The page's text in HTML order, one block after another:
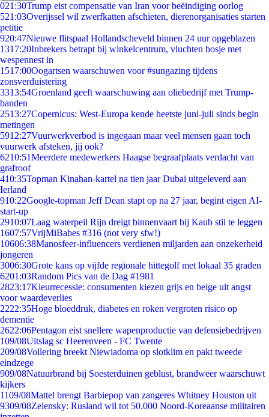
021:30Trump eist compensatie van Iran voor beëindiging oorlog
521:03Overijssel wil zwerfkatten afschieten, dierenorganisaties starten
petitie
920:47Nieuwe flitspaal Hollandscheveld binnen 24 uur opgeblazen
1317:20Inbrekers betrapt bij winkelcentrum, vluchten bosje met
wespennest in
1517:00Oogartsen waarschuwen voor #sungazing tijdens
zonsverduistering
3313:54Groenland geeft waarschuwing aan oliebedrijf met Trump-
banden
2513:27Copernicus: West-Europa kende heetste juni-juli sinds begin
metingen
5912:27Vuurwerkverbod is ingegaan maar veel mensen gaan toch
vuurwerk afsteken, jij ook?
6210:51Meerdere medewerkers Haagse begraafplaats verdacht van
grafroof
410:35Topman Kinahan-kartel na tien jaar Dubai uitgeleverd aan
Ierland
910:22Google-topman Jeff Dean stapt op na 27 jaar, begint eigen AI-
start-up
2910:07Laag waterpeil Rijn dreigt binnenvaart bij Kaub stil te leggen
1607:57VrijMiBabes #316 (not very sfw!)
10606:38Manosfeer-influencers verdienen miljarden aan onzekerheid
jongeren
3006:30Grote kans op vijfde regionale hittegolf met lokaal 35 graden
6201:03Random Pics van de Dag #1981
2823:17Kleurrecessie: consumenten kiezen grijs en beige uit angst
voor waardeverlies
2222:35Hoge bloeddruk, diabetes en roken vergroten risico op
dementie
2622:06Pentagon eist snellere wapenproductie van defensiebedrijven
109/08Uitslag sc Heerenveen - FC Twente
209/08Vollering breekt Niewiadoma op slotklim en pakt tweede
eindzege
909/08Natuurbrand bij Soesterduinen geblust, brandweer waarschuwt
kijkers
1109/08Mattel brengt Barbiepop van zangeres Whitney Houston uit
9309/08Zelensky: Rusland wil tot 50.000 Noord-Koreaanse militairen